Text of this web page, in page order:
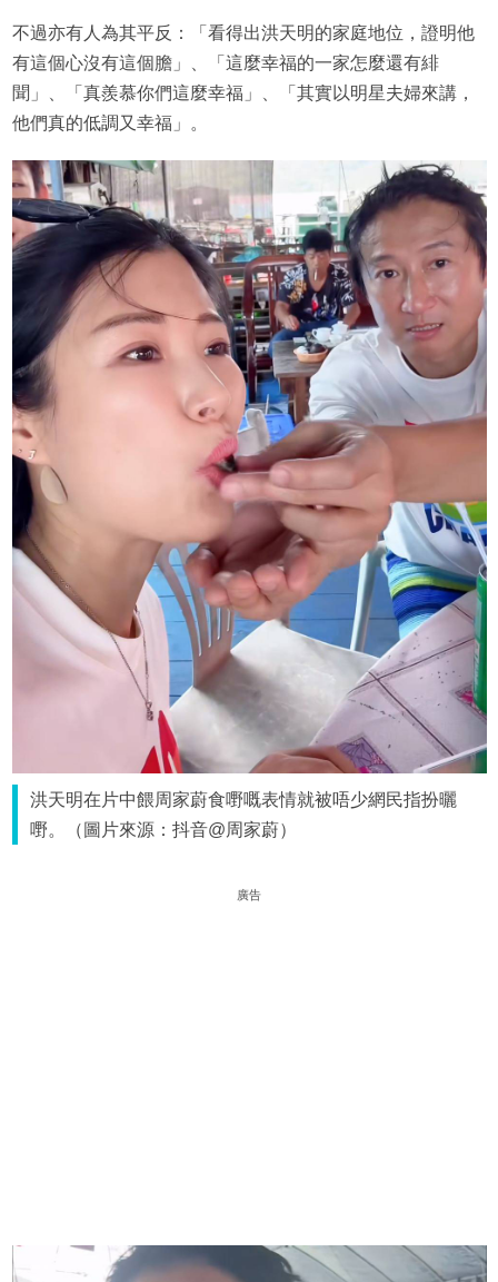
不過亦有人為其平反：「看得出洪天明的家庭地位，證明他
有這個心沒有這個膽」、「這麼幸福的一家怎麼還有緋
聞」、「真羨慕你們這麼幸福」、「其實以明星夫婦來講，
他們真的低調又幸福」。
洪天明在片中餵周家蔚食嘢嘅表情就被唔少網民指扮曬
嘢。（圖片來源：抖音@周家蔚）
廣告